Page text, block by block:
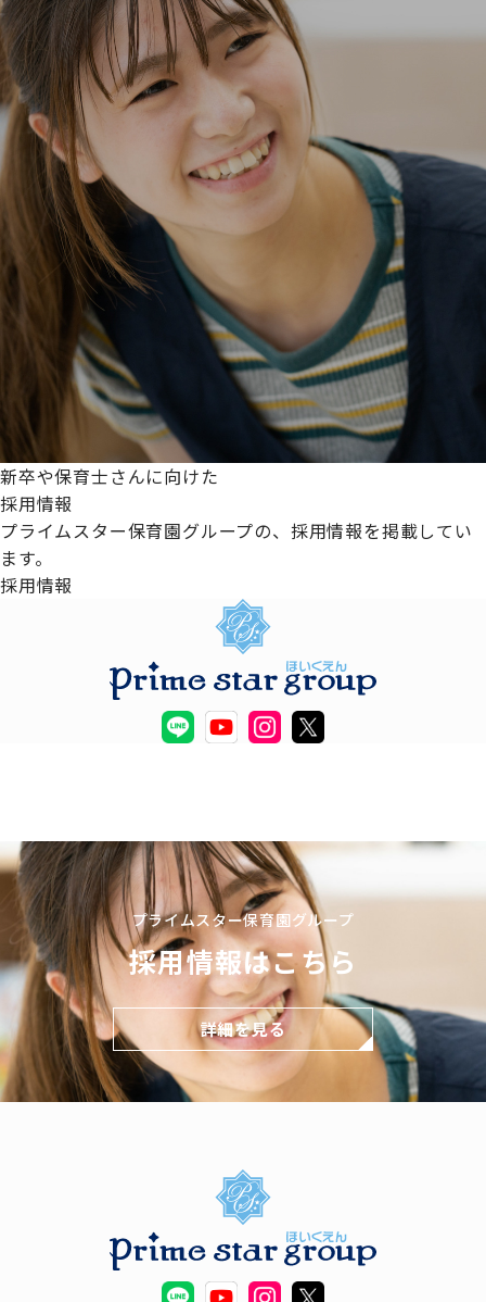
新卒や保育士さんに向けた
採用情報
プライムスター保育園グループの、採用情報を掲載してい
ます。
採用情報
プライムスター保育園グループ
採用情報はこちら
詳細を見る